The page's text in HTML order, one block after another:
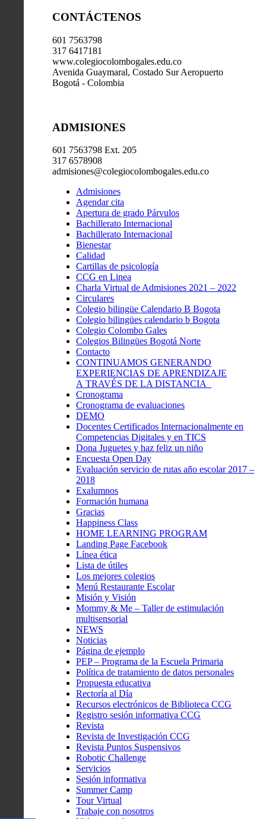
CONTÁCTENOS
601 7563798
317 6417181
www.colegiocolombogales.edu.co
Avenida Guaymaral, Costado Sur Aeropuerto
Bogotá - Colombia
ADMISIONES
601 7563798 Ext. 205
317 6578908
admisiones@colegiocolombogales.edu.co
Admisiones
Agendar cita
Apertura de grado Párvulos
Bachillerato Internacional
Bachillerato Internacional
Bienestar
Calidad
Cartillas de psicología
CCG en Linea
Charla Virtual de Admisiones 2021 – 2022
Circulares
Colegio bilingüe Calendario B Bogota
Colegio bilingües calendario b Bogota
Colegio Colombo Gales
Colegios Bilingües Bogotá Norte
Contacto
CONTINUAMOS GENERANDO
EXPERIENCIAS DE APRENDIZAJE
A TRAVÉS DE LA DISTANCIA
Cronograma
Cronograma de evaluaciones
DEMO
Docentes Certificados Internacionalmente en
Competencias Digitales y en TICS
Dona Juguetes y haz feliz un niño
Encuesta Open Day
Evaluación servicio de rutas año escolar 2017 –
2018
Exalumnos
Formación humana
Gracias
Happiness Class
HOME LEARNING PROGRAM
Landing Page Facebook
Línea ética
Lista de útiles
Los mejores colegios
Menú Restaurante Escolar
Misión y Visión
Mommy & Me – Taller de estimulación
multisensorial
NEWS
Noticias
Página de ejemplo
PEP – Programa de la Escuela Primaria
Política de tratamiento de datos personales
Propuesta educativa
Rectoría al Día
Recursos electrónicos de Biblioteca CCG
Registro sesión informativa CCG
Revista
Revista de Investigación CCG
Revista Puntos Suspensivos
Robotic Challenge
Servicios
Sesión informativa
Summer Camp
Tour Virtual
Trabaje con nosotros